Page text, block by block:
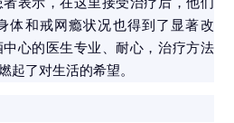
表示，在这里接受治疗后，他们
体和戒网瘾状况也得到了显著改
心的医生专业、耐心，治疗方法
起了对生活的希望。